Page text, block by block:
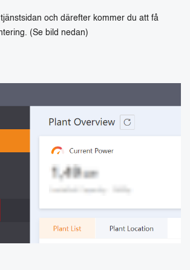
tjänstsidan och därefter kommer du att få
(Se bild nedan)